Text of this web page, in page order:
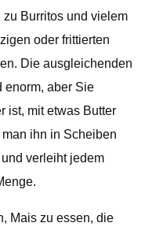
Burritos und vielem
oder frittierten
Die ausgleichenden
enorm, aber Sie
ist, mit etwas Butter
ihn in Scheiben
verleiht jedem
Mais zu essen, die